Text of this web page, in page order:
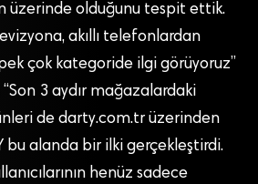
üzerinde olduğunu tespit ettik.
akıllı telefonlardan
çok kategoride ilgi görüyoruz”
3 aydır mağazalardaki
de darty.com.tr üzerinden
bu alanda bir ilki gerçekleştirdi.
henüz sadece